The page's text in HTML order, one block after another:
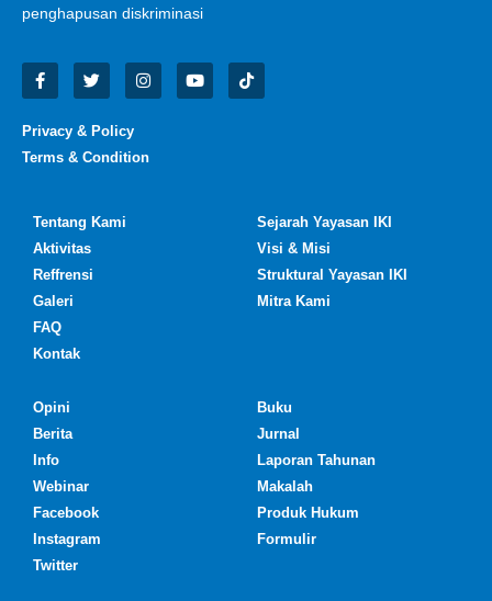
penghapusan diskriminasi
Privacy & Policy
Terms & Condition
Tentang Kami
Aktivitas
Reffrensi
Galeri
FAQ
Kontak
Sejarah Yayasan IKI
Visi & Misi
Struktural Yayasan IKI
Mitra Kami
Opini
Berita
Info
Webinar
Facebook
Instagram
Twitter
Buku
Jurnal
Laporan Tahunan
Makalah
Produk Hukum
Formulir